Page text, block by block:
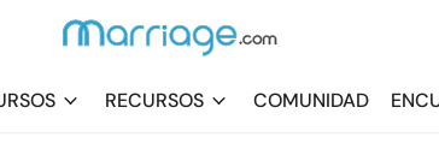
RECURSOS COMUNIDAD